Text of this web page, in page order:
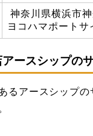
神奈川県横浜市
ヨコハマポートサ
アースシップの
るアースシップの